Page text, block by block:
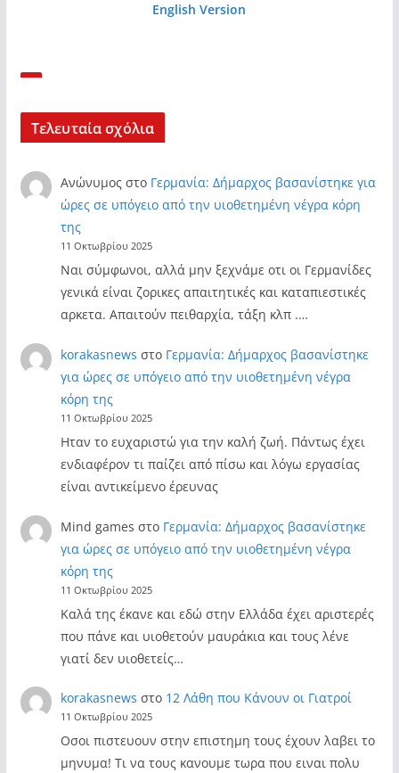
English Version
Τελευταία σχόλια
Ανώνυμος στο Γερμανία: Δήμαρχος βασανίστηκε για
ώρες σε υπόγειο από την υιοθετημένη νέγρα κόρη
της
11 Οκτωβρίου 2025
Ναι σύμφωνοι, αλλά μην ξεχνάμε οτι οι Γερμανίδες
γενικά είναι ζορικες απαιτητικές και καταπιεστικές
αρκετα. Απαιτούν πειθαρχία, τάξη κλπ .…
korakasnews στο Γερμανία: Δήμαρχος βασανίστηκε
για ώρες σε υπόγειο από την υιοθετημένη νέγρα
κόρη της
11 Οκτωβρίου 2025
Ηταν το ευχαριστώ για την καλή ζωή. Πάντως έχει
ενδιαφέρον τι παίζει από πίσω και λόγω εργασίας
είναι αντικείμενο έρευνας
Mind games στο Γερμανία: Δήμαρχος βασανίστηκε
για ώρες σε υπόγειο από την υιοθετημένη νέγρα
κόρη της
11 Οκτωβρίου 2025
Καλά της έκανε και εδώ στην Ελλάδα έχει αριστερές
που πάνε και υιοθετούν μαυράκια και τους λένε
γιατί δεν υιοθετείς…
korakasnews στο 12 Λάθη που Κάνουν οι Γιατροί
11 Οκτωβρίου 2025
Οσοι πιστευουν στην επιστημη τους έχουν λαβει το
μηνυμα! Τι να τους κανουμε τωρα που ειναι πολυ